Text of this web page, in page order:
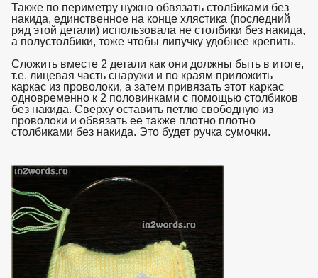
Также по периметру нужно обвязать столбиками без
накида, единственное на конце хлястика (последний
ряд этой детали) использовала не столбики без накида,
а полустолбики, тоже чтобы липучку удобнее крепить.
Сложить вместе 2 детали как они должны быть в итоге,
т.е. лицевая часть снаружи и по краям приложить
каркас из проволоки, а затем привязать этот каркас
одновременно к 2 половинками с помощью столбиков
без накида. Сверху оставить петлю свободную из
проволоки и обвязать ее также плотно плотно
столбиками без накида. Это будет ручка сумочки.